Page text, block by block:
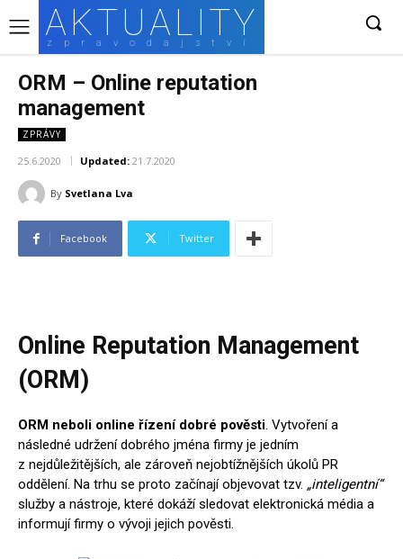
AKTUALITY
zpravodajství
ORM – Online reputation
management
ZPRÁVY
25.6.2020 Updated: 21.7.2020
By Svetlana Lva
Facebook Twitter
Online Reputation Management
(ORM)
ORM neboli online řízení dobré pověsti. Vytvoření a
následné udržení dobrého jména firmy je jedním
z nejdůležitějších, ale zároveň nejobtížnějších úkolů PR
oddělení. Na trhu se proto začínají objevovat tzv. „inteligentní“
služby a nástroje, které dokáží sledovat elektronická média a
informují firmy o vývoji jejich pověsti.